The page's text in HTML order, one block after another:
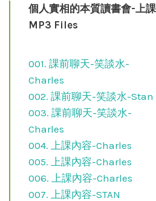
個人實相的本質讀書會-上
MP3 Files
001. 課前聊天-笑談水-
Charles
002. 課前聊天-笑談水-Stan
003. 課前聊天-笑談水-
Charles
004. 上課內容-Charles
005. 上課內容-Charles
006. 上課內容-Charles
007. 上課內容-STAN